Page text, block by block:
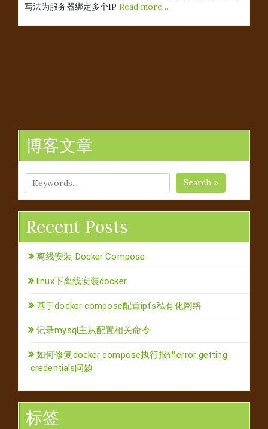
写法为服务器绑定多个IP Read more…
博客文章
Search »
Recent Posts
离线安装 Docker Compose
linux下离线安装docker
基于docker compose配置ipfs私有化网络
记录mysql主从配置相关命令
如何修复docker compose执行报错error getting
credentials问题
标签